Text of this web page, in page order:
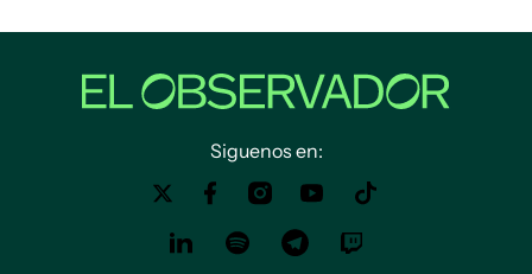
Siguenos en: